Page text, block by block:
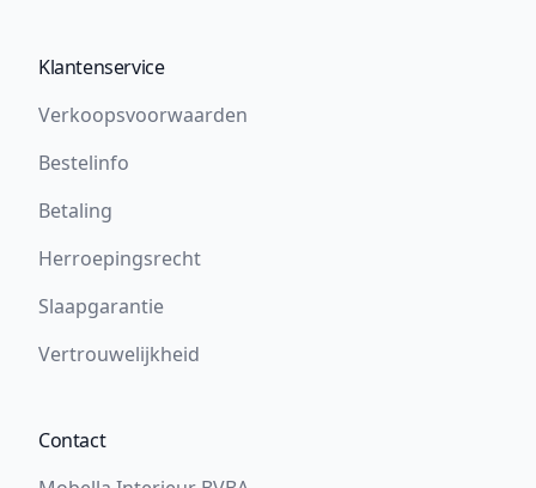
Klantenservice
Verkoopsvoorwaarden
Bestelinfo
Betaling
Herroepingsrecht
Slaapgarantie
Vertrouwelijkheid
Contact